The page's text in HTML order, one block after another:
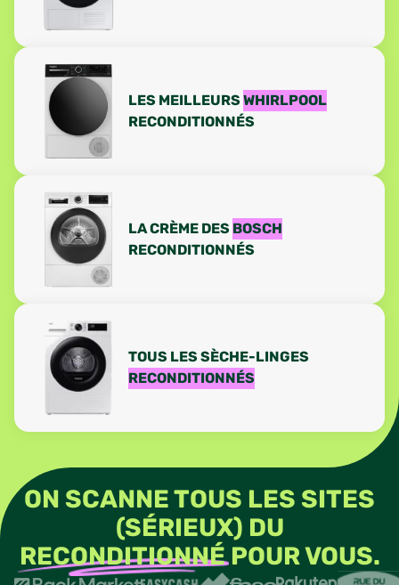
LES MEILLEURS WHIRLPOOL
RECONDITIONNÉS
LA CRÈME DES BOSCH
RECONDITIONNÉS
TOUS LES SÈCHE-LINGES
RECONDITIONNÉS
ON SCANNE TOUS LES SITES
(SÉRIEUX) DU
RECONDITIONNÉPOUR VOUS.